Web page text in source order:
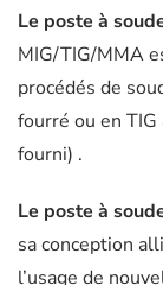
Le poste à
MIG/TIG/MMA
procédés de
fourré ou en TIG
fourni) .
Le poste à
sa conception
l’usage de